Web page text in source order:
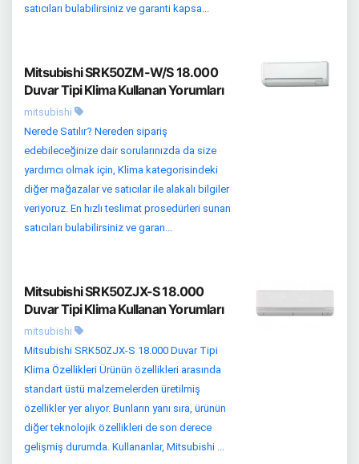
satıcıları bulabilirsiniz ve garanti kapsa...
Mitsubishi SRK50ZM-W/S 18.000
Duvar Tipi Klima Kullanan Yorumları
mitsubishi
Nerede Satılır? Nereden sipariş
edebileceğinize dair sorularınızda da size
yardımcı olmak için, Klima kategorisindeki
diğer mağazalar ve satıcılar ile alakalı bilgiler
veriyoruz. En hızlı teslimat prosedürleri sunan
satıcıları bulabilirsiniz ve garan...
Mitsubishi SRK50ZJX-S 18.000
Duvar Tipi Klima Kullanan Yorumları
mitsubishi
Mitsubishi SRK50ZJX-S 18.000 Duvar Tipi
Klima Özellikleri Ürünün özellikleri arasında
standart üstü malzemelerden üretilmiş
özellikler yer alıyor. Bunların yanı sıra, ürünün
diğer teknolojik özellikleri de son derece
gelişmiş durumda. Kullananlar, Mitsubishi ...